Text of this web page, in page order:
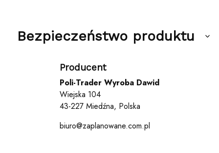
Bezpieczeństwo produktu
Producent
Poli-Trader Wyroba Dawid
Wiejska 104
43-227 Miedźna, Polska
biuro@zaplanowane.com.pl